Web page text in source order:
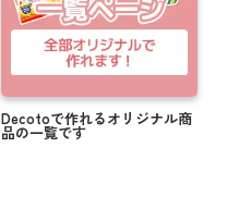
Decotoで作れるオリジナル商
品の一覧です